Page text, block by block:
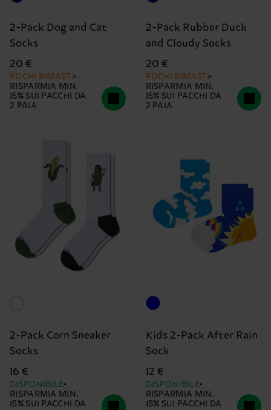
2-Pack Dog and Cat
Socks
20 €
POCHI RIMASTI
RISPARMIA MIN.
15% SUI PACCHI DA
2 PAIA
2-Pack Rubber Duck
and Cloudy Socks
20 €
POCHI RIMASTI
RISPARMIA MIN.
15% SUI PACCHI DA
2 PAIA
2-Pack Corn Sneaker
Socks
16 €
DISPONIBILE
RISPARMIA MIN.
15% SUI PACCHI DA
Kids 2-Pack After Rain
Sock
12 €
DISPONIBILE
RISPARMIA MIN.
15% SUI PACCHI DA